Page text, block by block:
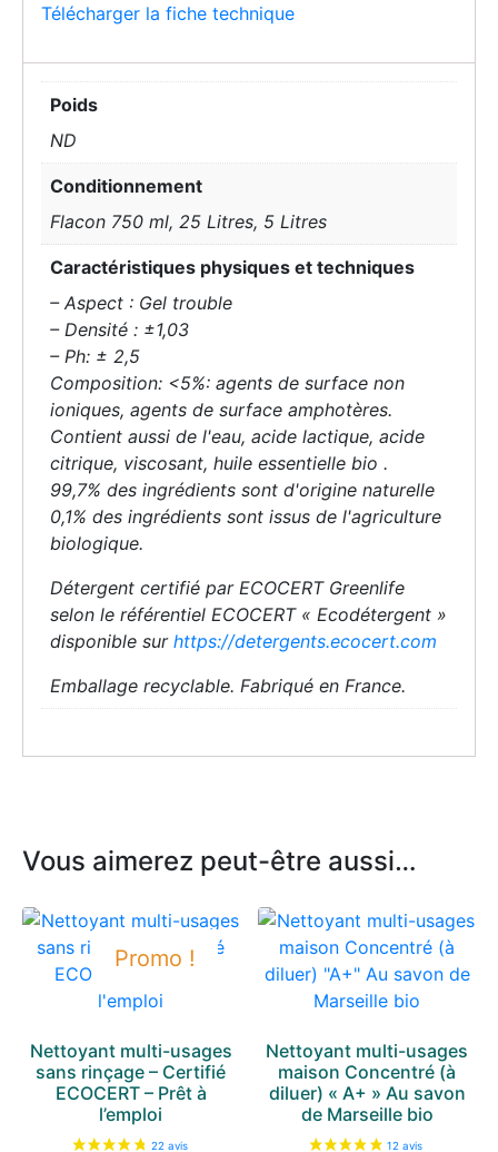
Télécharger la fiche technique
Poids
ND
Conditionnement
Flacon 750 ml, 25 Litres, 5 Litres
Caractéristiques physiques et techniques
– Aspect : Gel trouble
– Densité : ±1,03
– Ph: ± 2,5
Composition: <5%: agents de surface non
ioniques, agents de surface amphotères.
Contient aussi de l'eau, acide lactique, acide
citrique, viscosant, huile essentielle bio .
99,7% des ingrédients sont d'origine naturelle
0,1% des ingrédients sont issus de l'agriculture
biologique.
Détergent certifié par ECOCERT Greenlife
selon le référentiel ECOCERT « Ecodétergent »
disponible sur https://detergents.ecocert.com
Emballage recyclable. Fabriqué en France.
Vous aimerez peut-être aussi…
Promo !
Nettoyant multi-usages
sans rinçage – Certifié
ECOCERT – Prêt à
l’emploi
Nettoyant multi-usages
maison Concentré (à
diluer) « A+ » Au savon
de Marseille bio